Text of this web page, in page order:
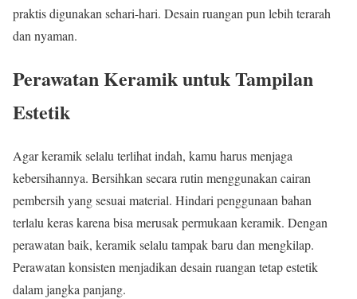
praktis digunakan sehari-hari. Desain ruangan pun lebih terarah
dan nyaman.
Perawatan Keramik untuk Tampilan
Estetik
Agar keramik selalu terlihat indah, kamu harus menjaga
kebersihannya. Bersihkan secara rutin menggunakan cairan
pembersih yang sesuai material. Hindari penggunaan bahan
terlalu keras karena bisa merusak permukaan keramik. Dengan
perawatan baik, keramik selalu tampak baru dan mengkilap.
Perawatan konsisten menjadikan desain ruangan tetap estetik
dalam jangka panjang.